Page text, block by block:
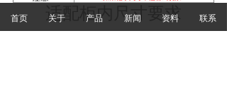
首页 关于 产品 新闻 资料 联系
适配柜内尺寸要求